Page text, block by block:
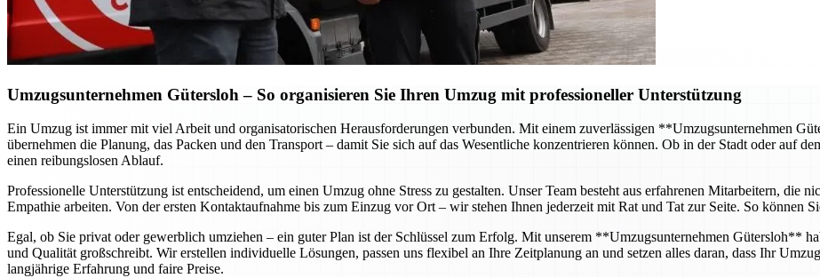
Umzugsunternehmen Gütersloh – So organisieren Sie Ihren Umzug mit professioneller Unterstützung
Ein Umzug ist immer mit viel Arbeit und organisatorischen Herausforderungen verbunden. Mit einem zuverlässigen **Umzugsunternehmen
übernehmen die Planung, das Packen und den Transport – damit Sie sich auf das Wesentliche konzentrieren können. Ob in der Stadt oder auf
einen reibungslosen Ablauf.
Professionelle Unterstützung ist entscheidend, um einen Umzug ohne Stress zu gestalten. Unser Team besteht aus erfahrenen Mitarbeitern, die
Empathie arbeiten. Von der ersten Kontaktaufnahme bis zum Einzug vor Ort – wir stehen Ihnen jederzeit mit Rat und Tat zur Seite. So können
Egal, ob Sie privat oder gewerblich umziehen – ein guter Plan ist der Schlüssel zum Erfolg. Mit unserem **Umzugsunternehmen Gütersloh**
und Qualität großschreibt. Wir erstellen individuelle Lösungen, passen uns flexibel an Ihre Zeitplanung an und setzen alles daran, dass Ihr
langjährige Erfahrung und faire Preise.